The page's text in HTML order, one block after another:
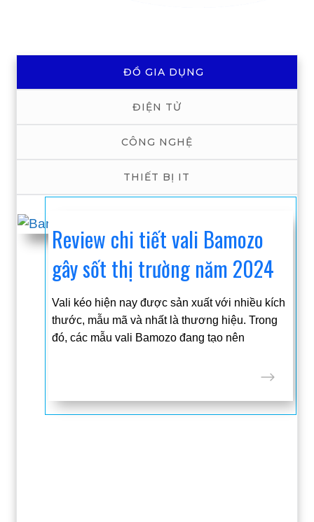
ĐỒ GIA DỤNG
ĐIỆN TỬ
CÔNG NGHỆ
THIẾT BỊ IT
Review chi tiết vali Bamozo
gây sốt thị trường năm 2024
Vali kéo hiện nay được sản xuất với nhiều kích
thước, mẫu mã và nhất là thương hiệu. Trong
đó, các mẫu vali Bamozo đang tạo nên